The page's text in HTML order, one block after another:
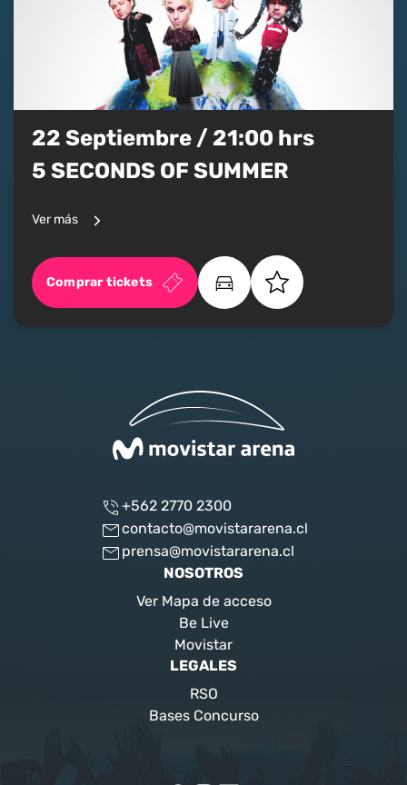
22 Septiembre / 21:00 hrs
5 SECONDS OF SUMMER
Ver más
Comprar tickets
+562 2770 2300
contacto@movistararena.cl
prensa@movistararena.cl
NOSOTROS
Ver Mapa de acceso
Be Live
Movistar
LEGALES
RSO
Bases Concurso